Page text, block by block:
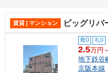
賃貸 | マンション ビッグリバ
敷0 礼0
2.5万円
地下鉄谷
京阪本線